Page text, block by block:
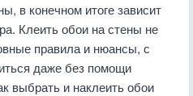
в конечном итоге зависит
Клеить обои на стены не
правила и нюансы, с
даже без помощи
выбрать и наклеить обои